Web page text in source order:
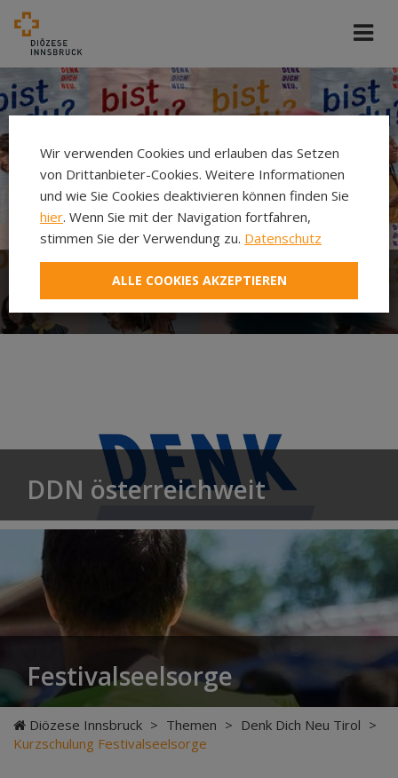
Was ist Denk Dich Neu?
DDN österreichweit
Festivalseelsorge
Diözese Innsbruck > Themen > Denk Dich Neu Tirol >
Kurzschulung Festivalseelsorge
Wir verwenden Cookies und erlauben das Setzen
von Drittanbieter-Cookies. Weitere Informationen
und wie Sie Cookies deaktivieren können finden Sie
hier. Wenn Sie mit der Navigation fortfahren,
stimmen Sie der Verwendung zu. Datenschutz
ALLE COOKIES AKZEPTIEREN